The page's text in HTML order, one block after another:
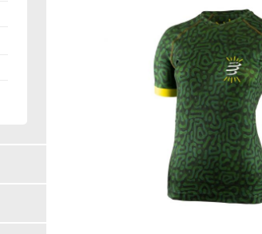
Algajakomplektid